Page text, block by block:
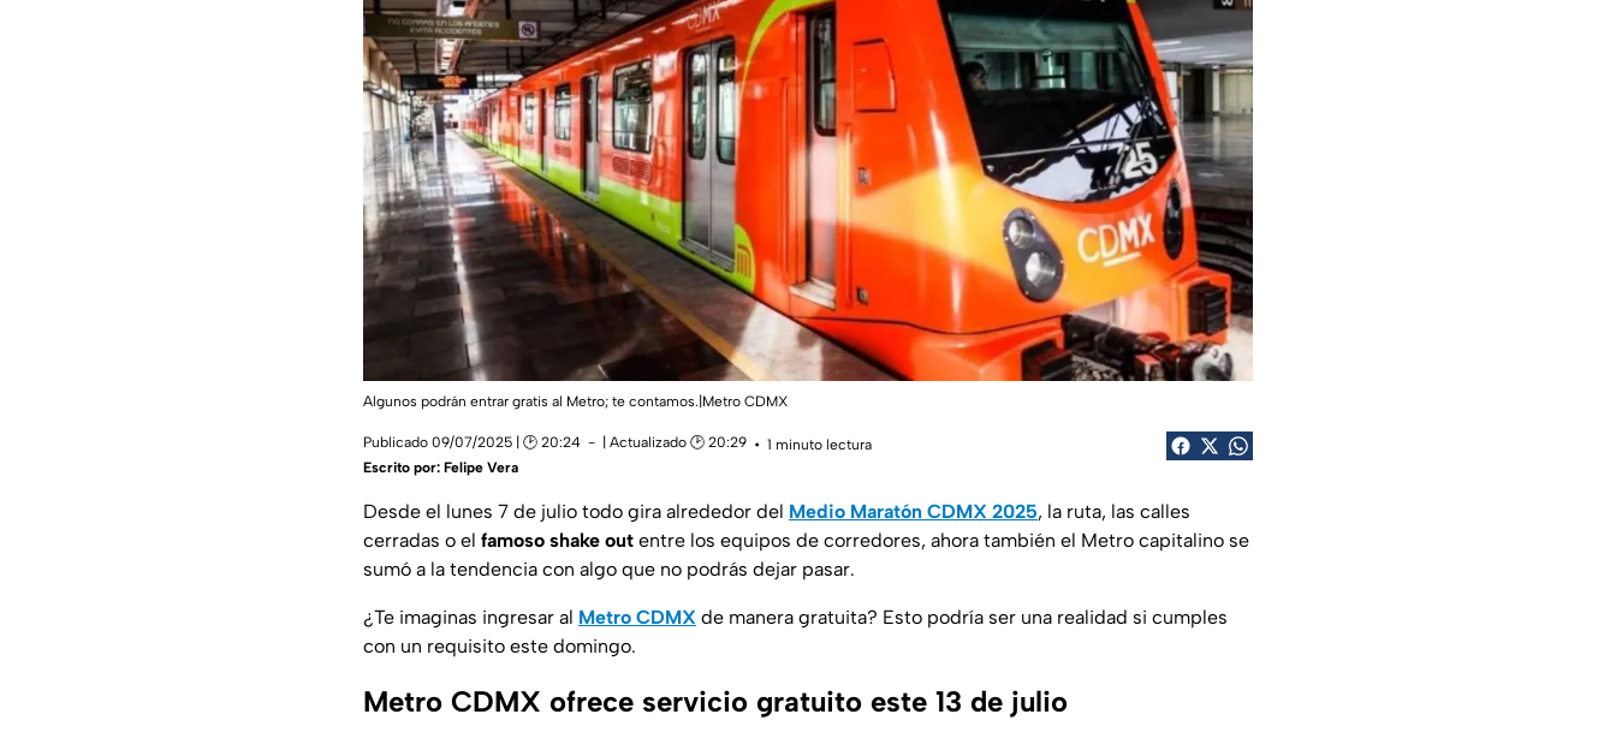
Algunos podrán entrar gratis al Metro; te contamos.|Metro CDMX
Publicado 09/07/2025 | 🕑 20:24 | Actualizado 🕑 20:29
1 minuto lectura
Escrito por: Felipe Vera
Desde el lunes 7 de julio todo gira alrededor del Medio Maratón CDMX 2025, la ruta, las calles
cerradas o el famoso shake out entre los equipos de corredores, ahora también el Metro capitalino se
sumó a la tendencia con algo que no podrás dejar pasar.
¿Te imaginas ingresar al Metro CDMX de manera gratuita? Esto podría ser una realidad si cumples
con un requisito este domingo.
Metro CDMX ofrece servicio gratuito este 13 de julio